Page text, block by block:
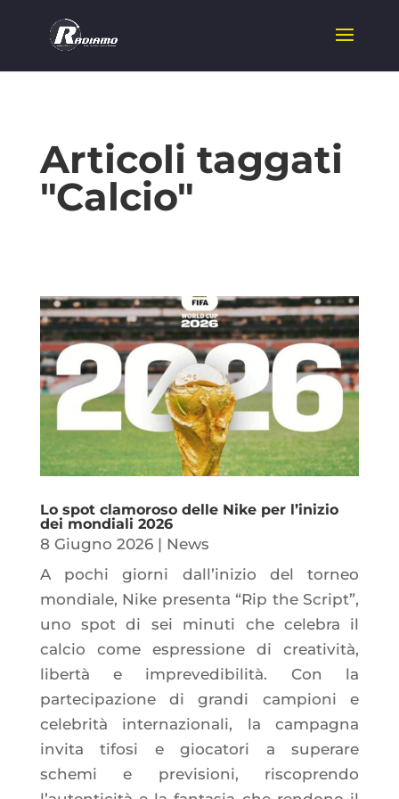
Articoli taggati
"Calcio"
Lo spot clamoroso delle Nike per l’inizio
dei mondiali 2026
8 Giugno 2026| News
A pochi giorni dall’inizio del torneo
mondiale, Nike presenta “Rip the Script”,
uno spot di sei minuti che celebra il
calcio come espressione di creatività,
libertà e imprevedibilità. Con la
partecipazione di grandi campioni e
celebrità internazionali, la campagna
invita tifosi e giocatori a superare
schemi e previsioni, riscoprendo